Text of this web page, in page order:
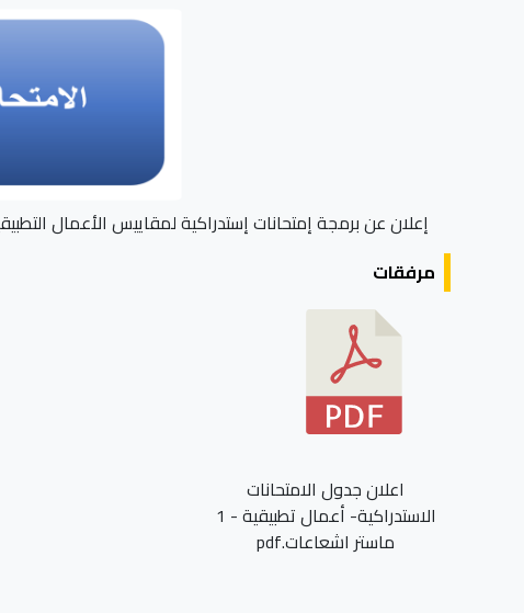
إعلان عن برمجة إمتحانات إستدراكية لمقاييس الأعمال التطبيقية للسنة
مرفقات
اعلان جدول الامتحانات
الاستدراكية- أعمال تطبيقية - 1
ماستر اشعاعات.pdf